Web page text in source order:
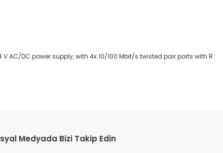
AC/DC power supply, with 4x 10/100 Mbit/s twisted pair ports with R
Medyada Bizi Takip Edin